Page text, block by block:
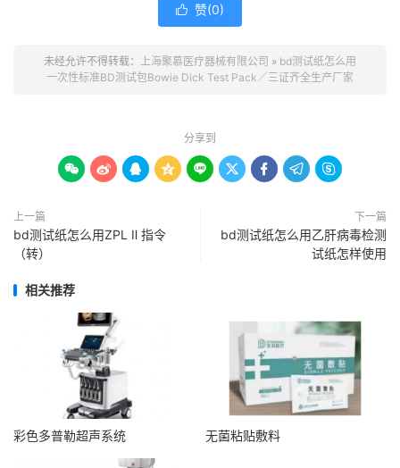
 赞(0)
未经允许不得转载： 上海聚慕医疗器械有限公司 » bd测试纸怎么用
一次性标准BD测试包Bowie Dick Test Pack／三证齐全生产厂家
分享到
        
上一篇
bd测试纸怎么用ZPL Ⅱ 指令
（转）
下一篇
bd测试纸怎么用乙肝病毒检测
试纸怎样使用
相关推荐
彩色多普勒超声系统 无菌粘贴敷料